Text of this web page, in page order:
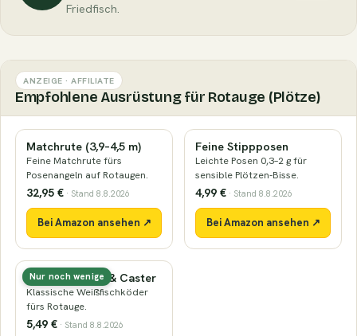
Friedfisch.
ANZEIGE · AFFILIATE
Empfohlene Ausrüstung für Rotauge (Plötze)
Matchrute (3,9–4,5 m)
Feine Matchrute fürs
Posenangeln auf Rotaugen.
32,95 € · Stand 8.8.2026
Bei Amazon ansehen ↗
Feine Stippposen
Leichte Posen 0,3–2 g für
sensible Plötzen-Bisse.
4,99 € · Stand 8.8.2026
Bei Amazon ansehen ↗
Nur noch wenige
Maden, Pinkies & Caster
Klassische Weißfischköder
fürs Rotauge.
5,49 € · Stand 8.8.2026